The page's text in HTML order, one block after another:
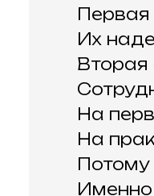
Первая
Их
Вторая
На
На
Именно